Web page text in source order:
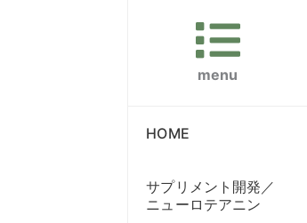
menu
HOME
サプリメント開発／
ニューロテアニン